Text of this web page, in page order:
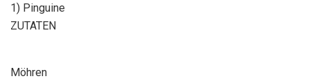
1) Pinguine
ZUTATEN
Möhren